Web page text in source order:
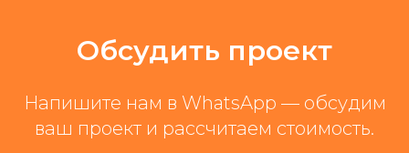
Обсудить проект
Напишите нам в WhatsApp — обсудим
ваш проект и рассчитаем стоимость.